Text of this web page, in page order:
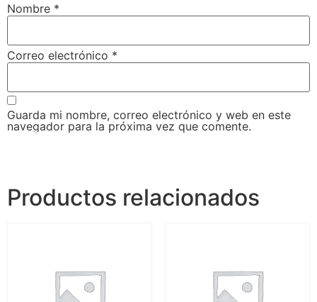
Nombre *
Correo electrónico *
Guarda mi nombre, correo electrónico y web en este
navegador para la próxima vez que comente.
Productos relacionados